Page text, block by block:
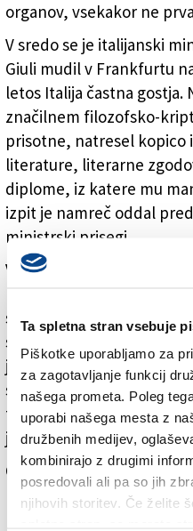
Ta spletna stran vsebuje
Piškotke uporabljamo za
za zagotavljanje funkcij
našega prometa. Poleg
uporabi našega mesta z
družbenih medijev,
kombinirajo z drugimi
posredovali ali pa so jih
njihovih storitev. Če želite
organov, vsekakor ne
V sredo se je italijanski
Giuli mudil v Frankfurtu
letos Italija častna gostja.
značilnem filozofsko-
prisotne, natresel kopico
literature, literarne
diplome, iz katere mu
izpit je namreč oddal
ministrski prisegi.
V enem izmed manj
svobode govora. »Menim,
svoje institucionalno
je dolžan in ima namen
svobodo izražanja
tisto, ki bi lahko bila
je v čast, da ji pripadam.«
Čebelar je v četrtek
kot zapisnik, s katerim